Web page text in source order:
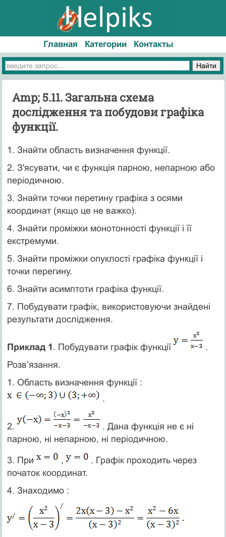
Главная Категории Контакты
Amp; 5.11. Загальна схема
дослідження та побудови графіка
функції.
1. Знайти область визначення функції.
2. З'ясувати, чи є функція парною, непарною або
періодичною.
3. Знайти точки перетину графіка з осями
координат (якщо це не важко).
4. Знайти проміжки монотонності функції і її
екстремуми.
5. Знайти проміжки опуклості графіка функції і
точки перегину.
6. Знайти асимптоти графіка функції.
7. Побудувати графік, використовуючи знайдені
результати дослідження.
Приклад 1 . Побудувати графік функції
.
Розв’язання.
1. Область визначення функції :
.
2.
. Дана функція не є ні
парною, ні непарною, ні періодичною.
3. При ,
. Графік проходить через
початок координат.
4. Знаходимо :